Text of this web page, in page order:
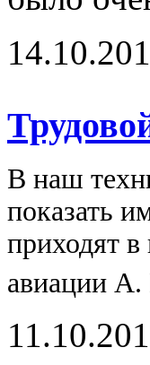
В наш
показать
приходят
авиации